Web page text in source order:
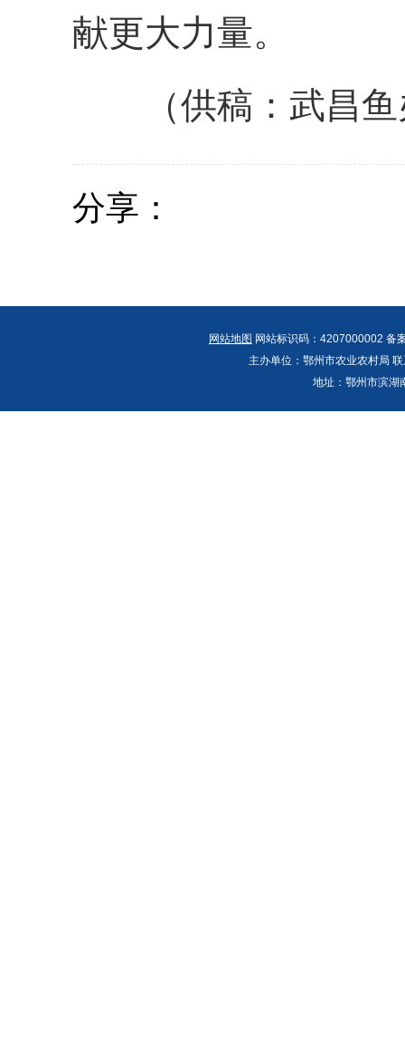
献更大力量。
（供稿：武昌鱼
分享：
网站地图 网站标识码：4207000002
主办单位：鄂州市农业农村局
地址：鄂州市滨湖